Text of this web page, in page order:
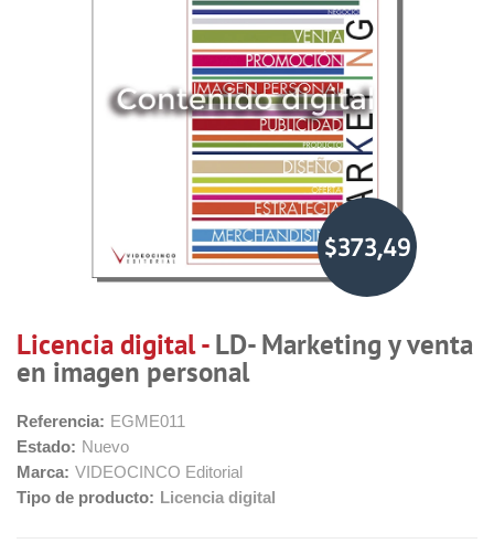
$373,49
Licencia digital -LD- Marketing y venta
en imagen personal
Referencia: EGME011
Estado: Nuevo
Marca: VIDEOCINCO Editorial
Tipo de producto: Licencia digital